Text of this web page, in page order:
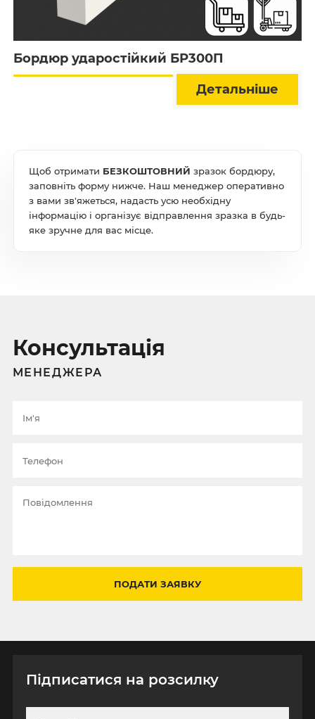
Бордюр ударостійкий БР300П
Детальніше
Щоб отримати БЕЗКОШТОВНИЙ зразок бордюру,
заповніть форму нижче. Наш менеджер оперативно
з вами зв'яжеться, надасть усю необхідну
інформацію і організує відправлення зразка в будь-
яке зручне для вас місце.
Консультація
МЕНЕДЖЕРА
ПОДАТИ ЗАЯВКУ
Підписатися на розсилку